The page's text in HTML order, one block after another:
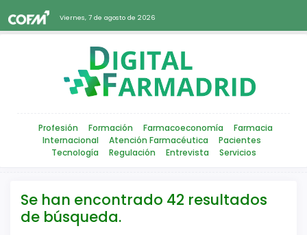
Viernes, 7 de agosto de 2026
Profesión Formación Farmacoeconomía
Farmacia
Internacional
Atención Farmacéutica
Pacientes
Tecnología
Regulación Entrevista Servicios
Se han encontrado 42 resultados
de búsqueda.